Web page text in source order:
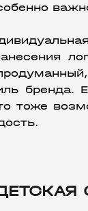
бренда.
тоже